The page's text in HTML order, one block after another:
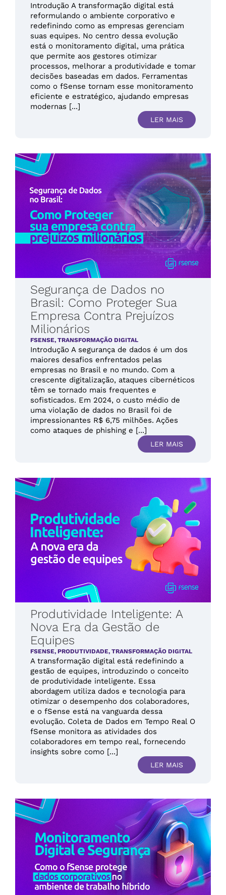
Introdução A transformação digital está
reformulando o ambiente corporativo e
redefinindo como as empresas gerenciam
suas equipes. No centro dessa evolução
está o monitoramento digital, uma prática
que permite aos gestores otimizar
processos, melhorar a produtividade e tomar
decisões baseadas em dados. Ferramentas
como o fSense tornam esse monitoramento
eficiente e estratégico, ajudando empresas
modernas [...]
LER MAIS
Segurança de Dados no
Brasil: Como Proteger Sua
Empresa Contra Prejuízos
Milionários
FSENSE, TRANSFORMAÇÃO DIGITAL
Introdução A segurança de dados é um dos
maiores desafios enfrentados pelas
empresas no Brasil e no mundo. Com a
crescente digitalização, ataques cibernéticos
têm se tornado mais frequentes e
sofisticados. Em 2024, o custo médio de
uma violação de dados no Brasil foi de
impressionantes R$ 6,75 milhões​. Ações
como ataques de phishing e [...]
LER MAIS
Produtividade Inteligente: A
Nova Era da Gestão de
Equipes
FSENSE, PRODUTIVIDADE, TRANSFORMAÇÃO DIGITAL
A transformação digital está redefinindo a
gestão de equipes, introduzindo o conceito
de produtividade inteligente. Essa
abordagem utiliza dados e tecnologia para
otimizar o desempenho dos colaboradores,
e o fSense está na vanguarda dessa
evolução. Coleta de Dados em Tempo Real O
fSense monitora as atividades dos
colaboradores em tempo real, fornecendo
insights sobre como [...]
LER MAIS